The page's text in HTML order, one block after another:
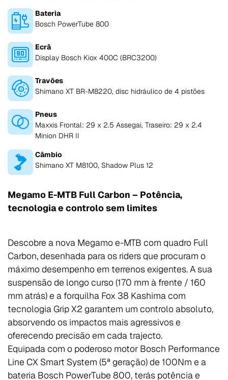
Bateria
Bosch PowerTube 800
Ecrã
Display Bosch Kiox 400C (BRC3200)
Travões
Shimano XT BR-M8220, disc hidráulico de 4 pistões
Pneus
Maxxis Frontal: 29 x 2.5 Assegai, Traseiro: 29 x 2.4
Minion DHR II
Câmbio
Shimano XT M8100, Shadow Plus 12
Megamo E-MTB Full Carbon – Potência,
tecnologia e controlo sem limites
Descobre a nova Megamo e-MTB com quadro Full
Carbon, desenhada para os riders que procuram o
máximo desempenho em terrenos exigentes. A sua
suspensão de longo curso (170 mm à frente / 160
mm atrás) e a forquilha Fox 38 Kashima com
tecnologia Grip X2 garantem um controlo absoluto,
absorvendo os impactos mais agressivos e
oferecendo precisão em cada trajecto.
Equipada com o poderoso motor Bosch Performance
Line CX Smart System (5ª geração) de 100Nm e a
bateria Bosch PowerTube 800, terás potência e